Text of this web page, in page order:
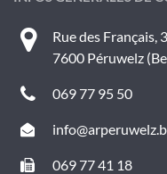
Rue des Français,
7600 Péruwelz
069 77 95 50
069 77 41 18